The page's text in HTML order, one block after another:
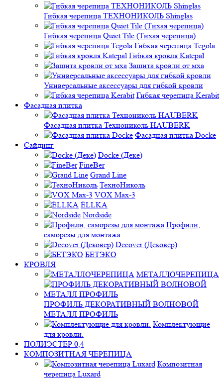
Гибкая черепица ТЕХНОНИКОЛЬ Shinglas
Гибкая черепица Quiet Tile (Тихая черепица)
Гибкая черепица Tegola
Гибкая кровля Katepal
Защита кровли от мха
Универсальные аксессуары для гибкой кровли
Гибкая черепица Kerabit
Фасадная плитка
Фасадная плитка Технониколь HAUBERK
Фасадная плитка Docke
Сайдинг
Docke (Деке)
FineBer
Grand Line
ТехноНиколь
VOX Max-3
ЁLLKA
Nordside
Профили,
саморезы для монтажа
Decover (Дековер)
БЕТЭКО
КРОВЛЯ
МЕТАЛЛОЧЕРЕПИЦА
ПРОФИЛЬ ДЕКОРАТИВНЫЙ ВОЛНОВОЙ
МЕТАЛЛ ПРОФИЛЬ
Комплектующие
для кровли.
ПОЛИЭСТЕР 0,4
КОМПОЗИТНАЯ ЧЕРЕПИЦА
Композитная
черепица Luxard